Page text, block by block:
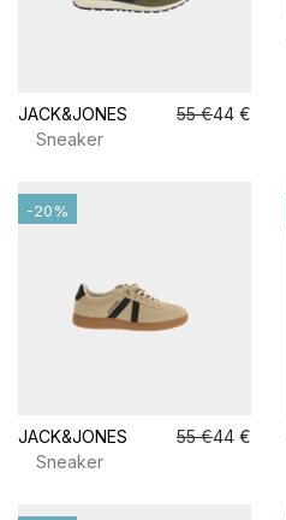
JACK&JONES 55 €44 €
Sneaker
JACK&JONES 55 €44 €
Sneaker
-20%